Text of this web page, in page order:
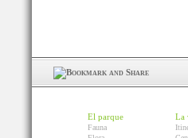
El parque
Fauna
La